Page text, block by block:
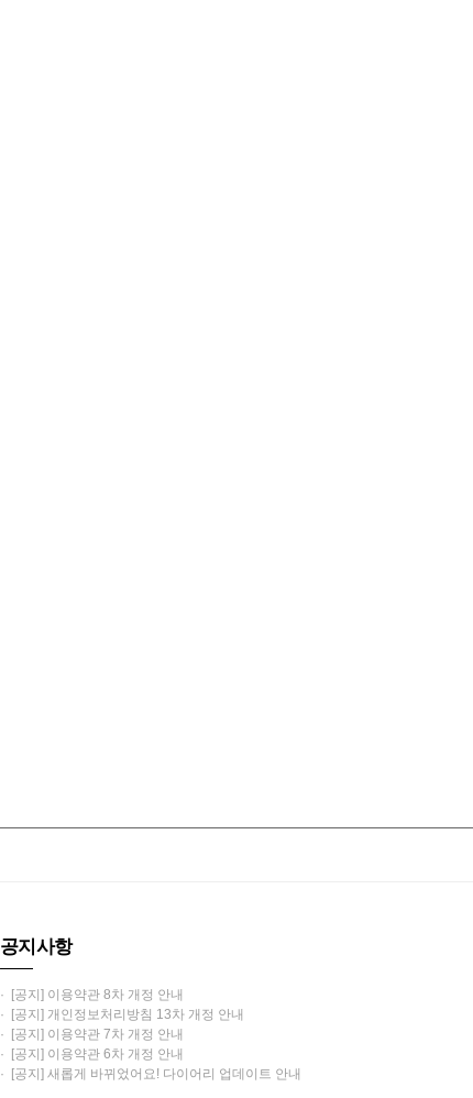
공지사항
· [공지] 이용약관 8차 개정 안내
· [공지] 개인정보처리방침 13차 개정 안내
· [공지] 이용약관 7차 개정 안내
· [공지] 이용약관 6차 개정 안내
· [공지] 새롭게 바뀌었어요! 다이어리 업데이트 안내